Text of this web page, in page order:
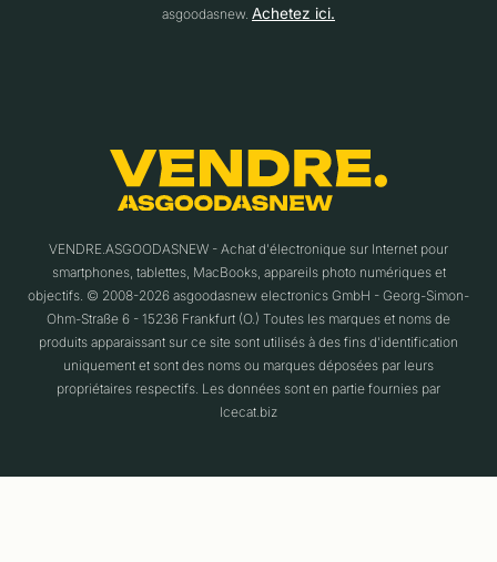
asgoodasnew. Achetez ici.
VENDRE.ASGOODASNEW - Achat d'électronique sur Internet pour
smartphones, tablettes, MacBooks, appareils photo numériques et
objectifs. © 2008-2026 asgoodasnew electronics GmbH - Georg-Simon-
Ohm-Straße 6 - 15236 Frankfurt (O.) Toutes les marques et noms de
produits apparaissant sur ce site sont utilisés à des fins d'identification
uniquement et sont des noms ou marques déposées par leurs
propriétaires respectifs. Les données sont en partie fournies par
Icecat.biz